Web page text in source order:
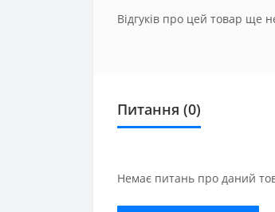
Відгуків про цей товар ще
Питання (0)
Немає питань про даний